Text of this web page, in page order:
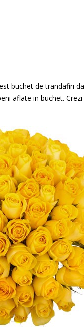
buchet de trandafiri
aflate in buchet.